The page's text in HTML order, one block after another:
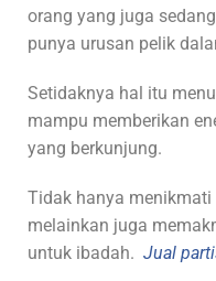
orang yang juga
punya urusan pelik
Setidaknya hal itu
mampu memberikan
yang berkunjung.
Tidak hanya
melainkan juga
untuk ibadah. Jual